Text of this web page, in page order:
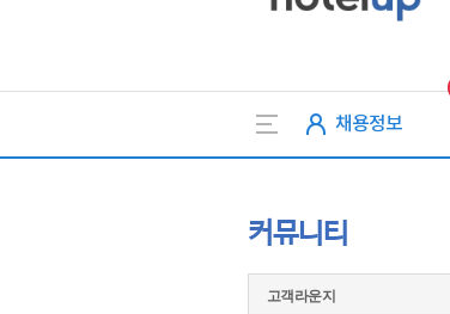
채용정보
커뮤니티
고객라운지